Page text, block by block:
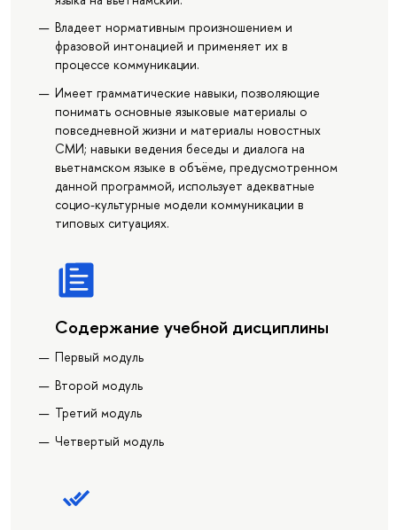
Владеет нормативным произношением и
фразовой интонацией и применяет их в
процессе коммуникации.
Имеет грамматические навыки, позволяющие
понимать основные языковые материалы о
повседневной жизни и материалы новостных
СМИ; навыки ведения беседы и диалога на
вьетнамском языке в объёме, предусмотренном
данной программой, использует адекватные
социо-культурные модели коммуникации в
типовых ситуациях.
Содержание учебной дисциплины
Первый модуль
Второй модуль
Третий модуль
Четвертый модуль